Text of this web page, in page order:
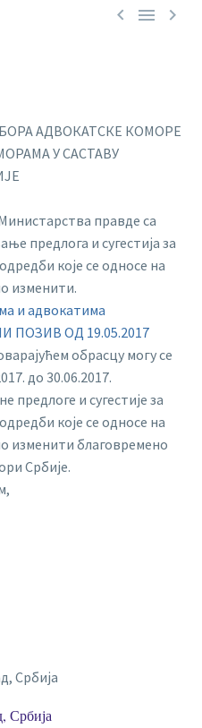
  
АДВОКАТСКЕ КОМОРЕ
У САСТАВУ
правде са
предлога и сугестија за
које се односе на
изменити.
и адвокатима
ПОЗИВ ОД 19.05.2017
обрасцу могу се
до 30.06.2017.
предлоге и сугестије за
које се односе на
изменити благовремено
Србије.
Србија
Србија